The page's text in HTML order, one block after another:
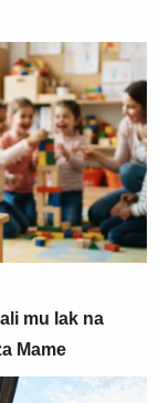
mu lak na
Mame